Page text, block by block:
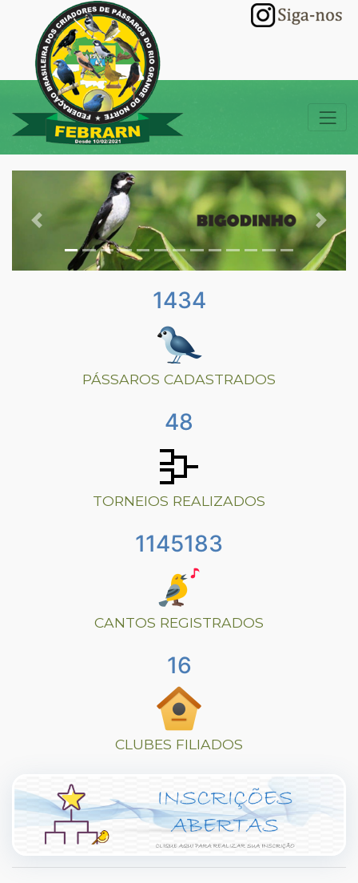
Previous Next
1434
PÁSSAROS CADASTRADOS
48
TORNEIOS REALIZADOS
1203176
CANTOS REGISTRADOS
16
CLUBES FILIADOS